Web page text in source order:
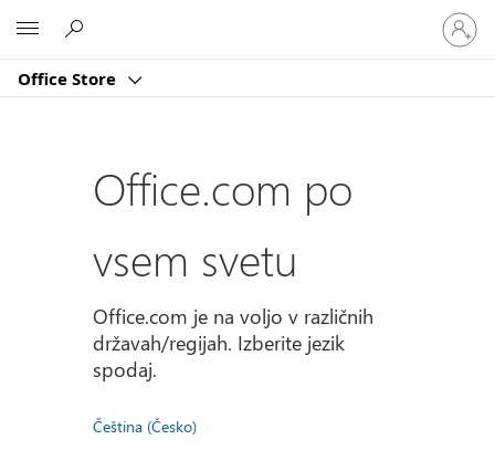
Office Store
Vpišite
se
v
račun
Office.com po
vsem svetu
Office.com je na voljo v različnih
državah/regijah. Izberite jezik
spodaj.
Čeština (Česko)